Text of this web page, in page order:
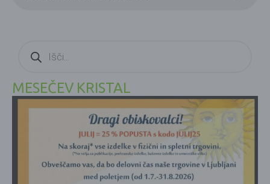
search
MESEČEV KRISTAL